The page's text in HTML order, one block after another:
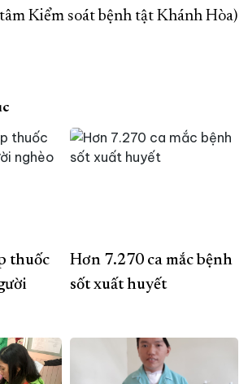
Kiểm soát bệnh tật Khánh Hòa)
thuốc
Hơn 7.270 ca mắc bệnh
sốt xuất huyết